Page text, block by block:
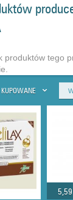
produktów tego
5,59